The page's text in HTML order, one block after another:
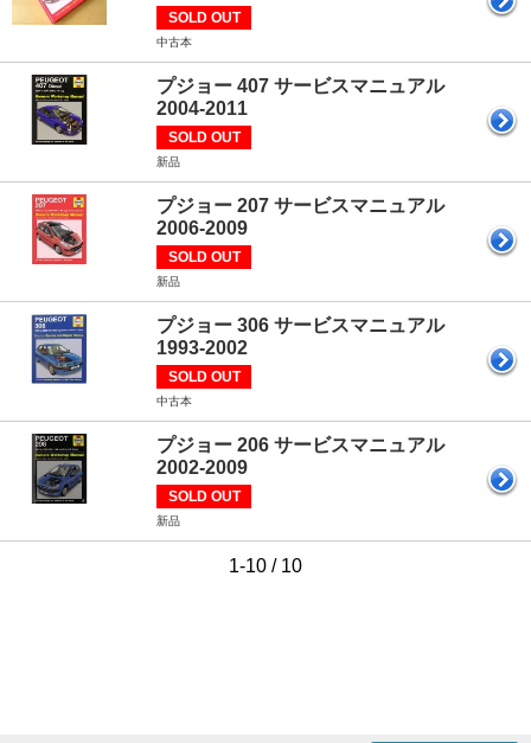
SOLD OUT
中古本
プジョー 407 サービスマニュアル
2004-2011
SOLD OUT
新品
プジョー 207 サービスマニュアル
2006-2009
SOLD OUT
新品
プジョー 306 サービスマニュアル
1993-2002
SOLD OUT
中古本
プジョー 206 サービスマニュアル
2002-2009
SOLD OUT
新品
1-10 / 10